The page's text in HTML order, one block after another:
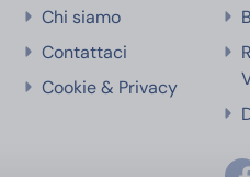
Chi siamo
Contattaci
Cookie & Privacy